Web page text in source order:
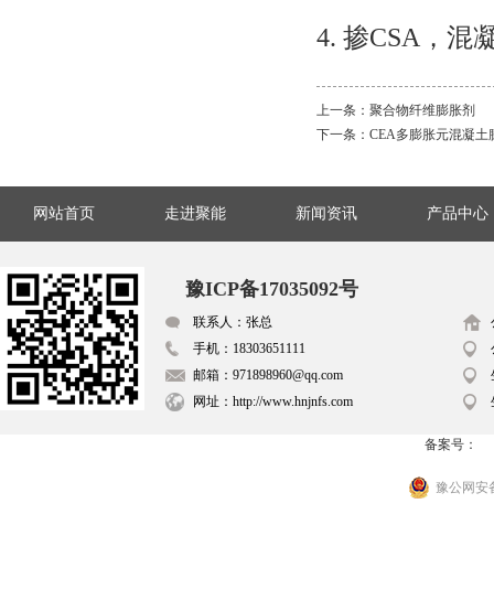
4. 掺CSA，混
上一条： 聚合物纤维膨胀剂
下一条： CEA多膨胀元混凝土
网站首页 走进聚能 新闻资讯 产品中心
豫ICP备17035092号
联系人：张总
手机：18303651111
邮箱：971898960@qq.com
网址：http://www.hnjnfs.com
备案号：
豫公网安